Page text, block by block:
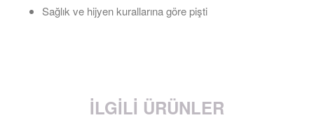
Sağlık ve hijyen kurallarına göre pişti
İLGILI ÜRÜNLER